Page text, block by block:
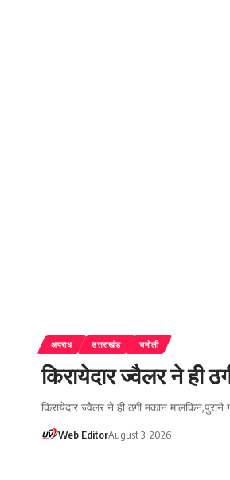
अपराध उत्तराखंड चमोली
किरायेदार ज्वैलर ने ही
किरायेदार ज्वैलर ने ही ठगी मकान
Web EditorAugust 3, 2026